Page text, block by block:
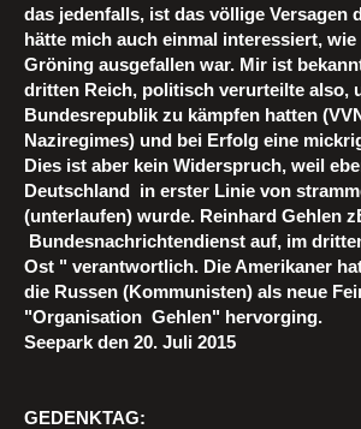
das jedenfalls, ist das völlige Versagen
hätte mich auch einmal interessiert,
Gröning ausgefallen war. Mir ist
dritten Reich, politisch verurteilte also,
Bundesrepublik zu kämpfen hatten
Naziregimes) und bei Erfolg eine
Dies ist aber kein Widerspruch, weil
Deutschland in erster Linie von
(unterlaufen) wurde. Reinhard Gehlen
Bundesnachrichtendienst auf, im
Ost " verantwortlich. Die Amerikaner
die Russen (Kommunisten) als neue
"Organisation Gehlen" hervorging.
Seepark den 20. Juli 2015
GEDENKTAG: